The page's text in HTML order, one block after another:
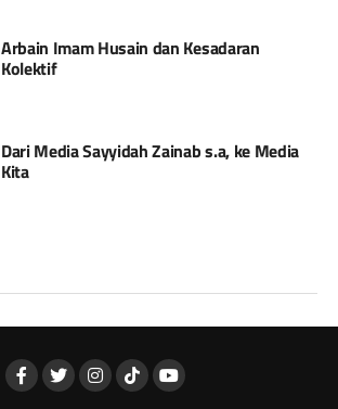
Arbain Imam Husain dan Kesadaran
Kolektif
Dari Media Sayyidah Zainab s.a, ke Media
Kita